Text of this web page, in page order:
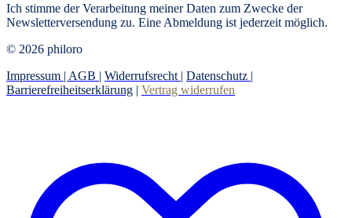
Ich stimme der Verarbeitung meiner Daten zum Zwecke der
Newsletterversendung zu. Eine Abmeldung ist jederzeit möglich.
© 2026 philoro
Impressum | AGB | Widerrufsrecht | Datenschutz |
Barrierefreiheitserklärung | Vertrag widerrufen